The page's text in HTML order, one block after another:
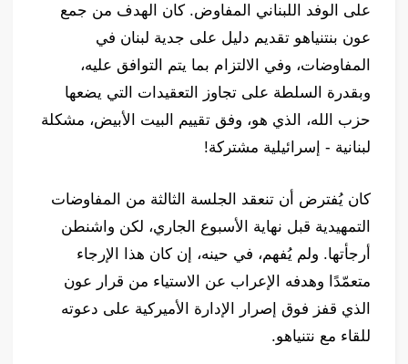
على الوفد اللبناني المفاوض. كان الهدف من جمع
عون بنتنياهو تقديم دليل على جدية لبنان في
المفاوضات، وفي الالتزام بما يتم التوافق عليه،
وبقدرة السلطة على تجاوز التعقيدات التي يضعها
حزب الله، الذي هو، وفق تقييم البيت الأبيض، مشكلة
لبنانية - إسرائيلية مشتركة!
كان يُفترض أن تنعقد الجلسة الثالثة من المفاوضات
التمهيدية قبل نهاية الأسبوع الجاري، لكن واشنطن
أرجأتها. ولم يُفهم، في حينه، إن كان هذا الإرجاء
متعمّدًا وهدفه الإعراب عن الاستياء من قرار عون
الذي قفز فوق إصرار الإدارة الأميركية على دعوته
للقاء مع نتنياهو.